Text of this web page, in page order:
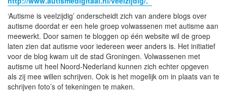
‘Autisme is veelzijdig’ onderscheidt zich van andere blogs over
autisme doordat er een hele groep volwassenen met autisme aan
meewerkt. Door samen te bloggen op één website wil de groep
laten zien dat autisme voor iedereen weer anders is. Het initiatief
voor de blog kwam uit de stad Groningen. Volwassenen met
autisme uit heel Noord-Nederland kunnen zich echter opgeven
als zij mee willen schrijven. Ook is het mogelijk om in plaats van te
schrijven foto’s of tekeningen te maken.